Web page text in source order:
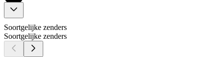
Soortgelijke zenders
Soortgelijke zenders